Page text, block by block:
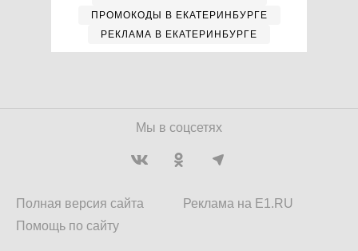
ПРОМОКОДЫ В ЕКАТЕРИНБУРГЕ
РЕКЛАМА В ЕКАТЕРИНБУРГЕ
Мы в соцсетях
Полная версия сайта
Помощь по сайту
Реклама на E1.RU